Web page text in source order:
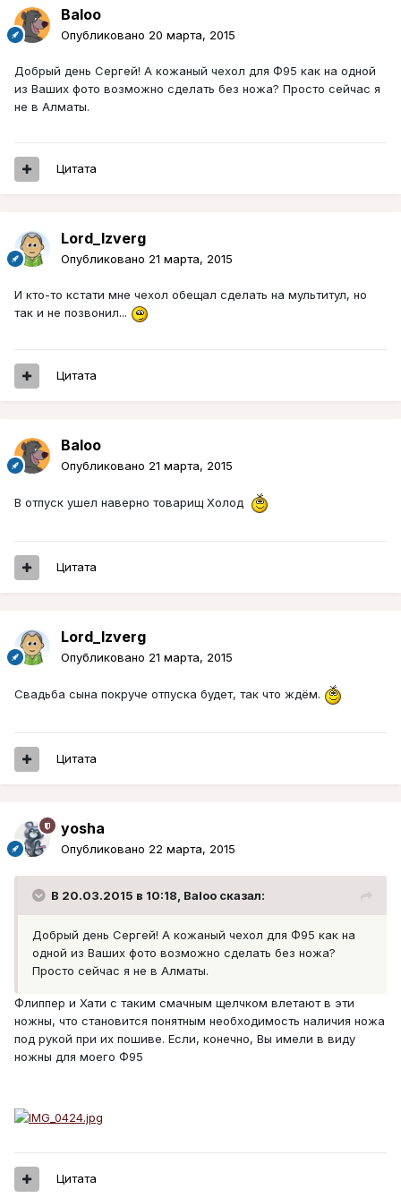
Baloo
Опубликовано 20 марта, 2015
Добрый день Сергей! А кожаный чехол для Ф95 как на одной
из Ваших фото возможно сделать без ножа? Просто сейчас я
не в Алматы.
Цитата
Lord_Izverg
Опубликовано 21 марта, 2015
И кто-то кстати мне чехол обещал сделать на мультитул, но
так и не позвонил...
Цитата
Baloo
Опубликовано 21 марта, 2015
В отпуск ушел наверно товарищ Холод
Цитата
Lord_Izverg
Опубликовано 21 марта, 2015
Свадьба сына покруче отпуска будет, так что ждём.
Цитата
yosha
Опубликовано 22 марта, 2015
В 20.03.2015 в 10:18, Baloo сказал:
Добрый день Сергей! А кожаный чехол для Ф95 как на
одной из Ваших фото возможно сделать без ножа?
Просто сейчас я не в Алматы.
Флиппер и Хати с таким смачным щелчком влетают в эти
ножны, что становится понятным необходимость наличия ножа
под рукой при их пошиве. Если, конечно, Вы имели в виду
ножны для моего Ф95
Цитата